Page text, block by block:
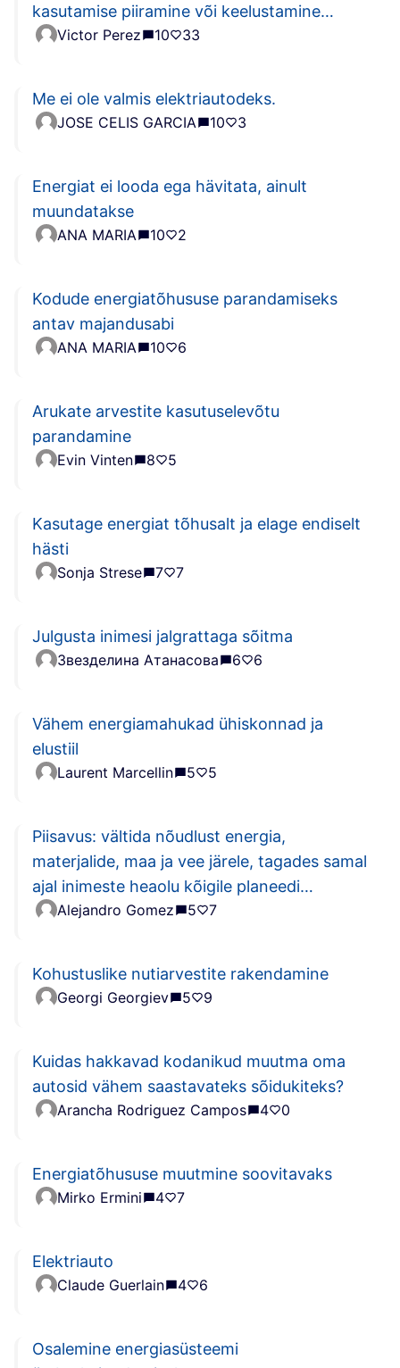
kasutamise piiramine või keelustamine
tihedalt asustatud linnapiirkondades
Victor Perez 10 33
Me ei ole valmis elektriautodeks.
JOSE CELIS GARCIA 10 3
Energiat ei looda ega hävitata, ainult
muundatakse
ANA MARIA 10 2
Kodude energiatõhususe parandamiseks
antav majandusabi
ANA MARIA 10 6
Arukate arvestite kasutuselevõtu
parandamine
Evin Vinten 8 5
Kasutage energiat tõhusalt ja elage endiselt
hästi
Sonja Strese 7 7
Julgusta inimesi jalgrattaga sõitma
Звезделина Атанасова 6 6
Vähem energiamahukad ühiskonnad ja
elustiil
Laurent Marcellin 5 5
Piisavus: vältida nõudlust energia,
materjalide, maa ja vee järele, tagades samal
ajal inimeste heaolu kõigile planeedi
võimaluste piires.
Alejandro Gomez 5 7
Kohustuslike nutiarvestite rakendamine
Georgi Georgiev 5 9
Kuidas hakkavad kodanikud muutma oma
autosid vähem saastavateks sõidukiteks?
Arancha Rodriguez Campos 4 0
Energiatõhususe muutmine soovitavaks
Mirko Ermini 4 7
Elektriauto
Claude Guerlain 4 6
Osalemine energiasüsteemi